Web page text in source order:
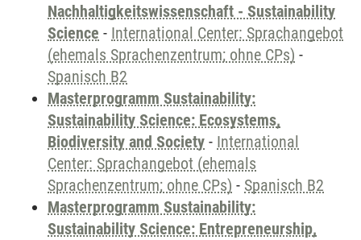
Nachhaltigkeitswissenschaft - Sustainability
Science - International Center: Sprachangebot
(ehemals Sprachenzentrum; ohne CPs) -
Spanisch B2
Masterprogramm Sustainability:
Sustainability Science: Ecosystems,
Biodiversity and Society - International
Center: Sprachangebot (ehemals
Sprachenzentrum; ohne CPs) - Spanisch B2
Masterprogramm Sustainability:
Sustainability Science: Entrepreneurship,